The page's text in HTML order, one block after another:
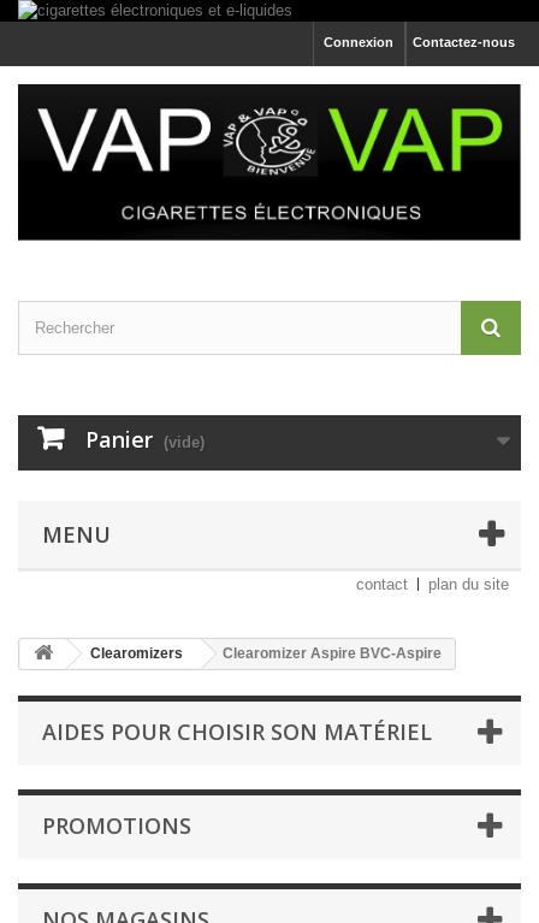
Contactez-nous
Connexion
Panier (vide)
MENU
contact plan du site
Clearomizers Clearomizer Aspire BVC-Aspire
AIDES POUR CHOISIR SON MATÉRIEL
PROMOTIONS